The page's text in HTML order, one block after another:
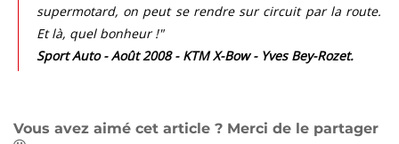
supermotard, on peut se rendre sur circuit par la route.
Et là, quel bonheur !"
Sport Auto - Août 2008 - KTM X-Bow - Yves Bey-Rozet.
Vous avez aimé cet article ? Merci de le partager